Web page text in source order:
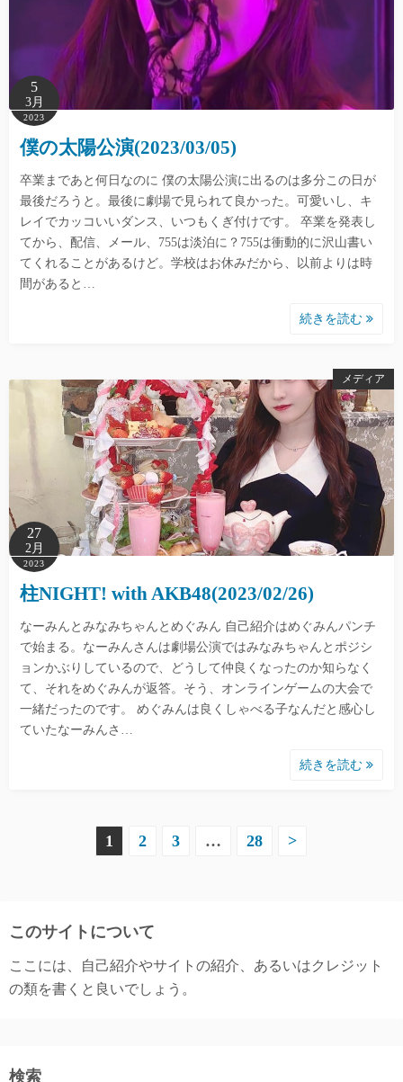
5
3月
2023
僕の太陽公演(2023/03/05)
卒業まであと何日なのに 僕の太陽公演に出るのは多分この日が
最後だろうと。最後に劇場で見られて良かった。可愛いし、キ
レイでカッコいいダンス、いつもくぎ付けです。 卒業を発表し
てから、配信、メール、755は淡泊に？755は衝動的に沢山書い
てくれることがあるけど。学校はお休みだから、以前よりは時
間があると…
続きを読む
メディア
27
2月
2023
柱NIGHT! with AKB48(2023/02/26)
なーみんとみなみちゃんとめぐみん 自己紹介はめぐみんパンチ
で始まる。なーみんさんは劇場公演ではみなみちゃんとポジシ
ョンかぶりしているので、どうして仲良くなったのか知らなく
て、それをめぐみんが返答。そう、オンラインゲームの大会で
一緒だったのです。 めぐみんは良くしゃべる子なんだと感心し
ていたなーみんさ…
続きを読む
ペ
ー
1 2 3 … 28 >
このサイトについて
ここには、自己紹介やサイトの紹介、あるいはクレジット
の類を書くと良いでしょう。
検索